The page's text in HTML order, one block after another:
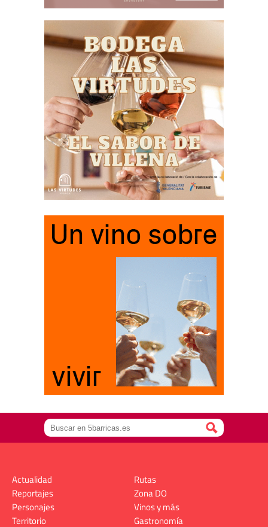
Actualidad
Reportajes
Personajes
Territorio
Rutas
Zona DO
Vinos y más
Gastronomía